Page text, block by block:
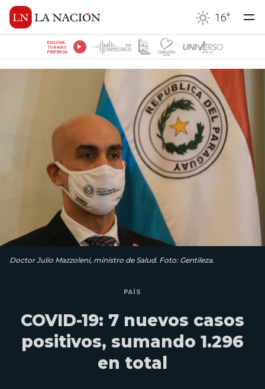
16°
ESCUCHÁ
TU RADIO
PREFERIDA
Doctor Julio Mazzoleni, ministro de Salud. Foto: Gentileza.
PAÍS
COVID-19: 7 nuevos casos
positivos, sumando 1.296
en total